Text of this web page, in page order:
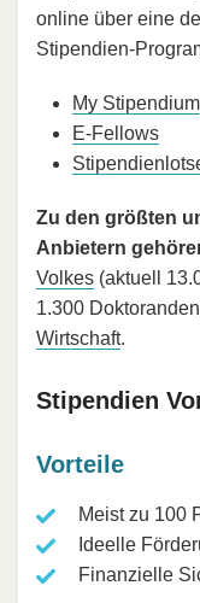
online über eine
Stipendien-
My Stipendium
E-Fellows
Zu den größten
Anbietern
Volkes (aktuell
1.300
Wirtschaft.
Stipendien
Vorteile
Meist zu 100
Ideelle
Finanzielle